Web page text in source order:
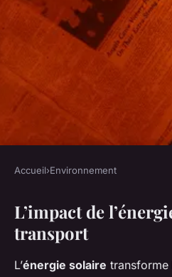
L'énergie
des transports :
durable en
Accueil›Environnement
L’impact de
transport
L’énergie solaire transforme